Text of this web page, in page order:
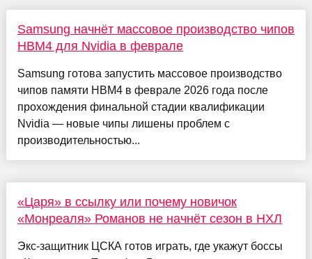
Samsung начнёт массовое производство чипов
HBM4 для Nvidia в феврале
Samsung готова запустить массовое производство
чипов памяти HBM4 в феврале 2026 года после
прохождения финальной стадии квалификации
Nvidia — новые чипы лишены проблем с
производительностью...
«Царя» в ссылку или почему новичок
«Монреаля» Романов не начнёт сезон в НХЛ
Экс-защитник ЦСКА готов играть, где укажут боссы